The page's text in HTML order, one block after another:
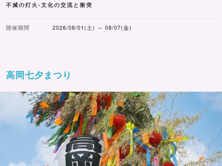
不滅の灯火-文化の交流と衝突
開催期間 2026/08/01(土) ～ 08/07(金)
高岡七夕まつり